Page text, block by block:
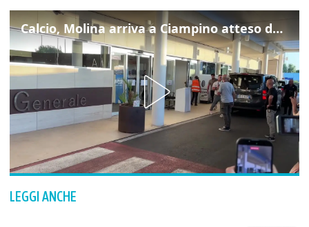
Calcio, Molina arriva a Ciampino atteso dalla Roma
LEGGI ANCHE